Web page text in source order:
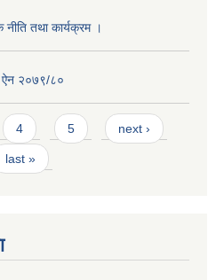
नीति तथा कार्यक्रम ।
ऐन २०७९/८०
4 5 next ›
last »